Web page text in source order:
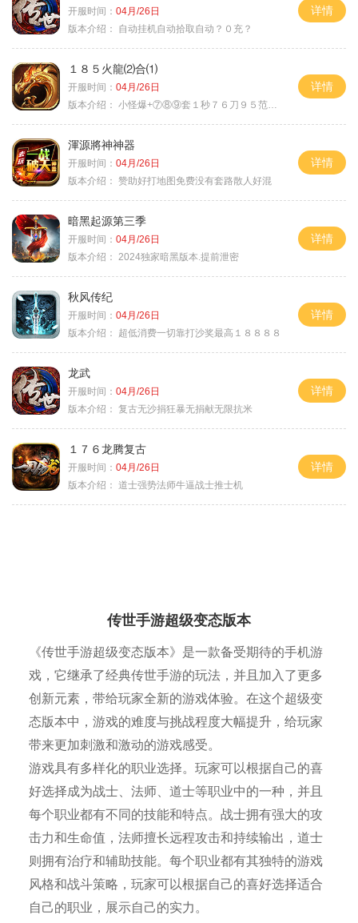
开服时间： 04月/26日
版本介绍：
自动挂机自动拾取自动？０充？
详情
１８５火龍⑵合⑴
开服时间： 04月/26日
版本介绍： 小怪爆+⑦⑧⑨套１秒７６刀９５范围捡
详情
渾源將神神器
开服时间： 04月/26日
版本介绍： 赞助好打地图免费没有套路散人好混
详情
暗黑起源第三季
开服时间： 04月/26日
版本介绍：
2024独家暗黑版本.提前泄密
详情
秋风传纪
开服时间： 04月/26日
版本介绍：
超低消费一切靠打沙奖最高１８８８８
详情
龙武
开服时间： 04月/26日
版本介绍： 复古无沙捐狂暴无捐献无限抗米
详情
１７６龙腾复古
开服时间： 04月/26日
版本介绍： 道士强势法师牛逼战士推士机
详情
传世手游超级变态版本
《传世手游超级变态版本》是一款备受期待的手机游
戏，它继承了经典传世手游的玩法，并且加入了更多
创新元素，带给玩家全新的游戏体验。在这个超级变
态版本中，游戏的难度与挑战程度大幅提升，给玩家
带来更加刺激和激动的游戏感受。
游戏具有多样化的职业选择。玩家可以根据自己的喜
好选择成为战士、法师、道士等职业中的一种，并且
每个职业都有不同的技能和特点。战士拥有强大的攻
击力和生命值，法师擅长远程攻击和持续输出，道士
则拥有治疗和辅助技能。每个职业都有其独特的游戏
风格和战斗策略，玩家可以根据自己的喜好选择适合
自己的职业，展示自己的实力。